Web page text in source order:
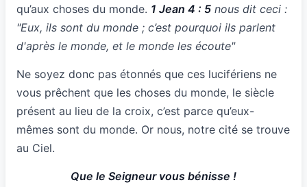
qu’aux choses du monde. 1 Jean 4 : 5 nous dit ceci :
"Eux, ils sont du monde ; c’est pourquoi ils parlent
d'après le monde, et le monde les écoute"
Ne soyez donc pas étonnés que ces lucifériens ne
vous prêchent que les choses du monde, le siècle
présent au lieu de la croix, c’est parce qu’eux-
mêmes sont du monde. Or nous, notre cité se trouve
au Ciel.
Que le Seigneur vous bénisse !